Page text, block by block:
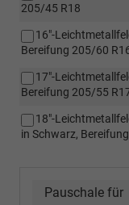
205/45 R18
16"-
Bereifung 205/60
17"-
Bereifung 205/55
18"-
in Schwarz,
Pauschale für